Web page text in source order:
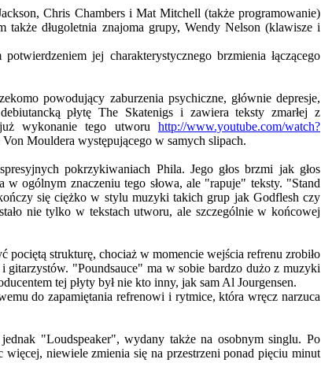
Chris Chambers i Mat Mitchell (także programowanie)
długoletnia znajoma grupy, Wendy Nelson (klawisze i
jej charakterystycznego brzmienia łączącego
powodujący zaburzenia psychiczne, głównie depresje,
płytę The Skatenigs i zawiera teksty zmarłej z
wykonanie tego utworu http://www.youtube.com/watch?
Mouldera występującego w samych slipach.
pokrzykiwaniach Phila. Jego głos brzmi jak głos
ogólnym znaczeniu tego słowa, ale "rapuje" teksty. "Stand
się ciężko w stylu muzyki takich grup jak Godflesh czy
nie tylko w tekstach utworu, ale szczególnie w końcowej
strukturę, chociaż w momencie wejścia refrenu zrobiło
"Poundsauce" ma w sobie bardzo dużo z muzyki
tej płyty był nie kto inny, jak sam Al Jourgensen.
do zapamiętania refrenowi i rytmice, która wręcz narzuca
"Loudspeaker", wydany także na osobnym singlu. Po
niewiele zmienia się na przestrzeni ponad pięciu minut